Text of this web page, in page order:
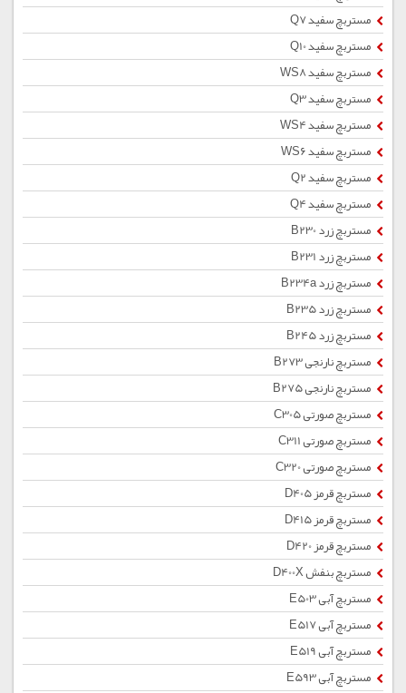
مستربچ سفید Q7
مستربچ سفید Q10
مستربچ سفید WS8
مستربچ سفید Q3
مستربچ سفید WS4
مستربچ سفید WS6
مستربچ سفید Q2
مستربچ سفید Q4
مستربچ زرد B230
مستربچ زرد B231
مستربچ زرد B234a
مستربچ زرد B235
مستربچ زرد B245
مستربچ نارنجی B273
مستربچ نارنجی B275
مستربچ صورتی C305
مستربچ صورتی C311
مستربچ صورتی C320
مستربچ قرمز D405
مستربچ قرمز D415
مستربچ قرمز D420
مستربچ بنفش D400X
مستربچ آبی E503
مستربچ آبی E517
مستربچ آبی E519
مستربچ آبی E593